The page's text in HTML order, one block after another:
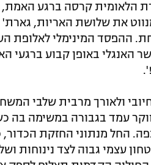
הלאומית קרסה ברגע האמת,
את שלושת האריות, גארת'
ההפסד המינימלי לאלופת
האנגלי באופן קבוע ברגעי
ולאורך מרבית שלבי
עמד בגבורה במשימה בה
החל מנתוני החזקת הכדור,
עצמי גבוה לצד נינוחות